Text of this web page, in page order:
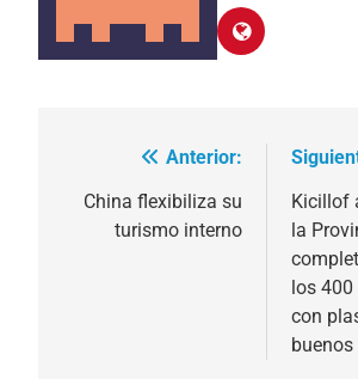
Navegación
de
Anterior:
China flexibiliza su
turismo interno
Kicillof
la
los
con